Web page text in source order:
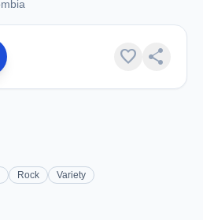
favorite share
Rock Variety